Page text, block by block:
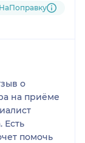
о
на приёме
Есть
помочь